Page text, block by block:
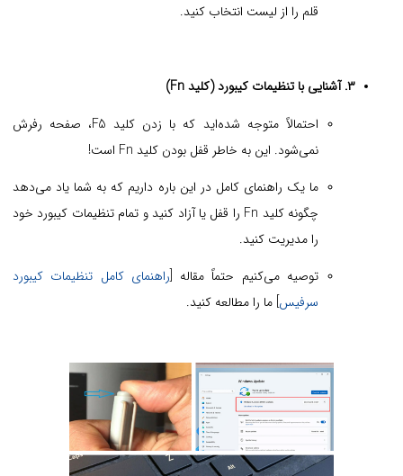
قلم را از لیست انتخاب کنید.
۳. آشنایی با تنظیمات کیبورد (کلید Fn)
احتمالاً متوجه شده‌اید که با زدن کلید F5، صفحه رفرش
نمی‌شود. این به خاطر قفل بودن کلید Fn است!
ما یک راهنمای کامل در این باره داریم که به شما یاد می‌دهد
چگونه کلید Fn را قفل یا آزاد کنید و تمام تنظیمات کیبورد خود
را مدیریت کنید.
توصیه می‌کنیم حتماً مقاله [راهنمای کامل تنظیمات کیبورد
سرفیس] ما را مطالعه کنید.